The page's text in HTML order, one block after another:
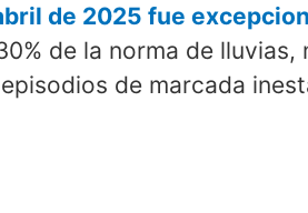
de 2025 fue
de la norma de lluvias,
de marcada